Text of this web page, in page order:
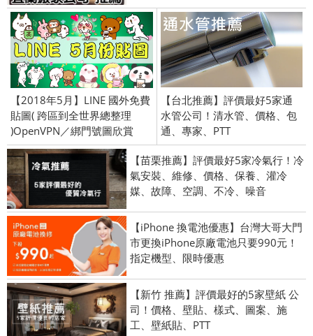
【2018年5月】LINE 國外免費
貼圖( 跨區到全世界總整理
)OpenVPN／綁門號圖欣賞
【台北推薦】評價最好5家通
水管公司！清水管、價格、包
通、專家、PTT
【苗栗推薦】評價最好5家冷氣行！冷
氣安裝、維修、價格、保養、灌冷
媒、故障、空調、不冷、噪音
【iPhone 換電池優惠】台灣大哥大門
市更換iPhone原廠電池只要990元！
指定機型、限時優惠
【新竹 推薦】評價最好的5家壁紙 公
司！價格、壁貼、樣式、圖案、施
工、壁紙貼、PTT